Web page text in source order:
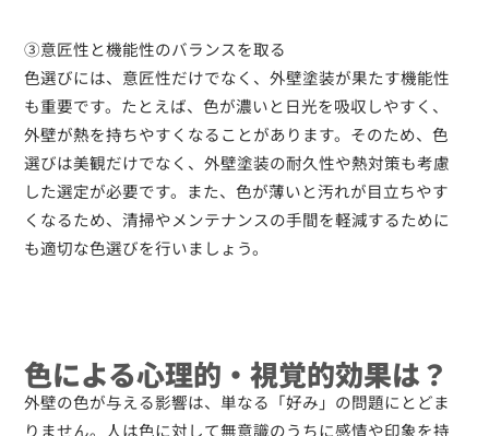
③意匠性と機能性のバランスを取る
色選びには、意匠性だけでなく、外壁塗装が果たす機能性
も重要です。たとえば、色が濃いと日光を吸収しやすく、
外壁が熱を持ちやすくなることがあります。そのため、色
選びは美観だけでなく、外壁塗装の耐久性や熱対策も考慮
した選定が必要です。また、色が薄いと汚れが目立ちやす
くなるため、清掃やメンテナンスの手間を軽減するために
も適切な色選びを行いましょう。
色による心理的・視覚的効果は？
外壁の色が与える影響は、単なる「好み」の問題にとどま
りません。人は色に対して無意識のうちに感情や印象を持